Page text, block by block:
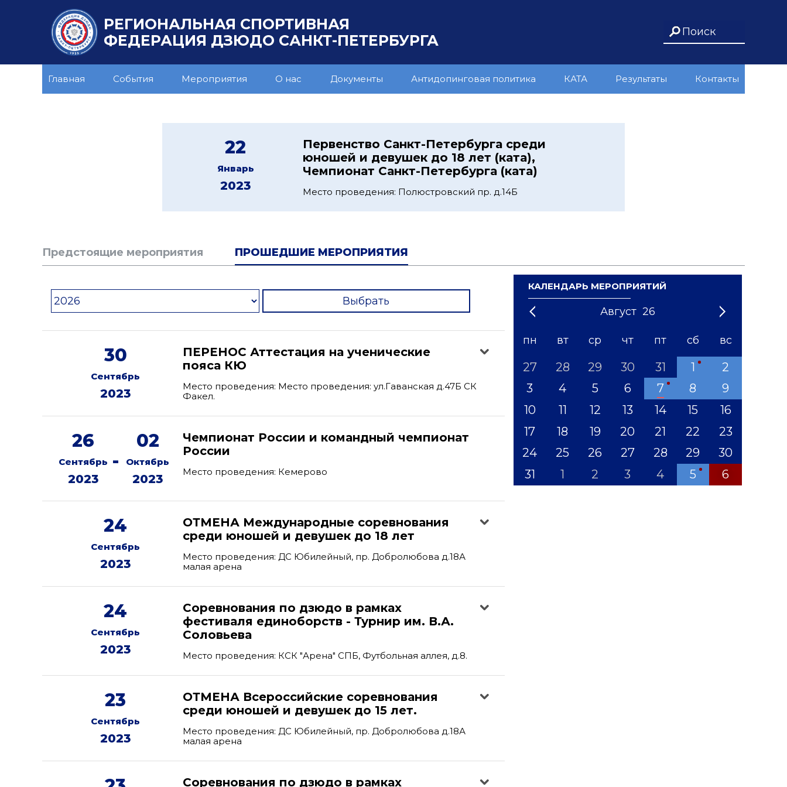
РЕГИОНАЛЬНАЯ СПОРТИВНАЯ
ФЕДЕРАЦИЯ ДЗЮДО САНКТ-ПЕТЕРБУРГА
Главная События Мероприятия О нас Документы Антидопинговая политика КАТА Результаты Контакты
22
Январь
2023
Первенство Санкт-Петербурга среди
юношей и девушек до 18 лет (ката),
Чемпионат Санкт-Петербурга (ката)
Место проведения: Полюстровский пр. д.14Б
Предстоящие мероприятия ПРОШЕДШИЕ МЕРОПРИЯТИЯ
Выбрать
30
Сентябрь
2023
ПЕРЕНОС Аттестация на ученические
пояса КЮ
Место проведения: Место проведения: ул.Гаванская д.47Б СК
Факел.
26
Сентябрь
2023
-
02
Октябрь
2023
Чемпионат России и командный чемпионат
России
Место проведения: Кемерово
24
Сентябрь
2023
ОТМЕНА Международные соревнования
среди юношей и девушек до 18 лет
Место проведения: ДС Юбилейный, пр. Добролюбова д.18А
малая арена
24
Сентябрь
2023
Соревнования по дзюдо в рамках
фестиваля единоборств - Турнир им. В.А.
Соловьева
Место проведения: КСК "Арена" СПБ, Футбольная аллея, д.8.
23
Сентябрь
2023
ОТМЕНА Всероссийские соревнования
среди юношей и девушек до 15 лет.
Место проведения: ДС Юбилейный, пр. Добролюбова д.18А
малая арена
Соревнования по дзюдо в рамках
КАЛЕНДАРЬ МЕРОПРИЯТИЙ
Август 26
1 3 5 8 10 12
'21 '23 '24 '25 '26 '27 '28 '29 '31
пн вт ср чт пт сб вс
27 28 29 30 31 1
2
3
4 5 6 7 8
9
10
11 12 13 14 15
16
17
18 19 20 21 22
23
24
25 26 27 28 29
30
31
1 2 3 4 5 6